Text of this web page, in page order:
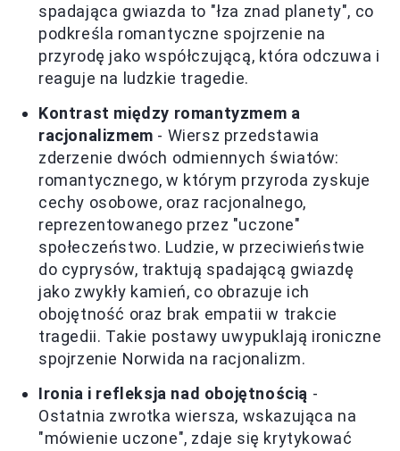
spadająca gwiazda to "łza znad planety", co
podkreśla romantyczne spojrzenie na
przyrodę jako współczującą, która odczuwa i
reaguje na ludzkie tragedie.
Kontrast między romantyzmem a
racjonalizmem - Wiersz przedstawia
zderzenie dwóch odmiennych światów:
romantycznego, w którym przyroda zyskuje
cechy osobowe, oraz racjonalnego,
reprezentowanego przez "uczone"
społeczeństwo. Ludzie, w przeciwieństwie
do cyprysów, traktują spadającą gwiazdę
jako zwykły kamień, co obrazuje ich
obojętność oraz brak empatii w trakcie
tragedii. Takie postawy uwypuklają ironiczne
spojrzenie Norwida na racjonalizm.
Ironia i refleksja nad obojętnością -
Ostatnia zwrotka wiersza, wskazująca na
"mówienie uczone", zdaje się krytykować